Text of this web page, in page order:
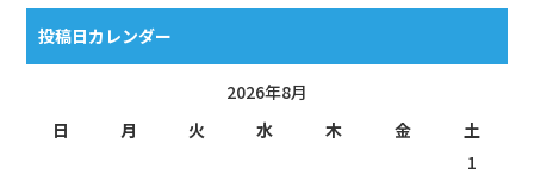
投稿日カレンダー
2026年8月
日
月 火 水 木 金
土
1